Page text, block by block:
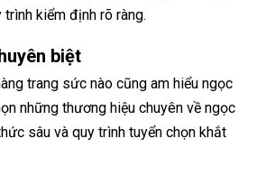
kiểm định rõ ràng.
biệt
trang sức nào cũng am hiểu ngọc
những thương hiệu chuyên về ngọc
sâu và quy trình tuyển chọn khắt